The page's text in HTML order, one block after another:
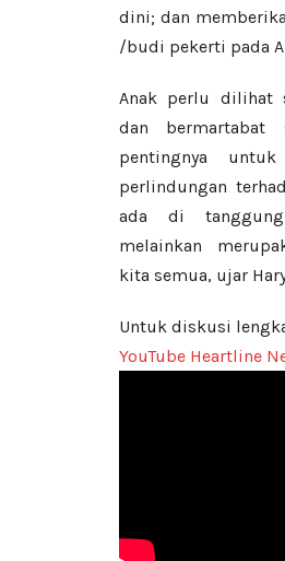
dini; dan
/budi pekerti pada
Anak perlu dilihat
dan bermartabat
pentingnya
perlindungan
ada di
melainkan
kita semua, ujar
Untuk diskusi
YouTube Heartline